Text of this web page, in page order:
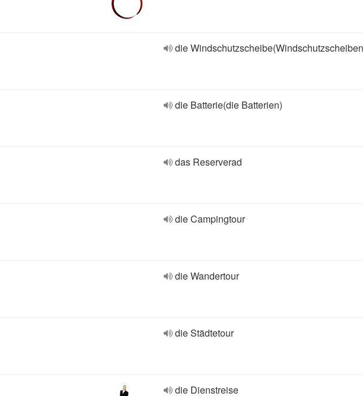
die
die Batterie(die Batterien)
das Reserverad
die Campingtour
die Wandertour
die Städtetour
die Dienstreise